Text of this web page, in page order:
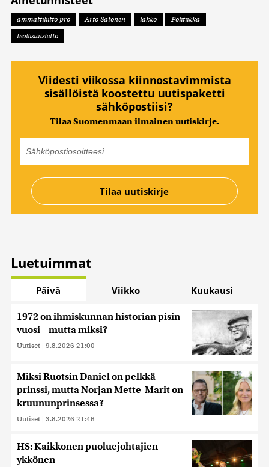
ammattiliitto pro Arto Satonen lakko
Politiikka
teollisuusliitto
Viidesti viikossa kiinnostavimmista
sisällöistä koostettu uutispaketti
sähköpostiisi?
Tilaa Suomenmaan ilmainen uutiskirje.
Luetuimmat
Päivä Viikko Kuukausi
1972 on ihmiskunnan historian pisin
vuosi – mutta miksi?
Uutiset | 9.8.2026 21:00
Miksi Ruotsin Daniel on pelkkä
prinssi, mutta Norjan Mette-Marit on
kruununprinsessa?
Uutiset | 3.8.2026 21:46
HS: Kaikkonen puoluejohtajien
ykkönen